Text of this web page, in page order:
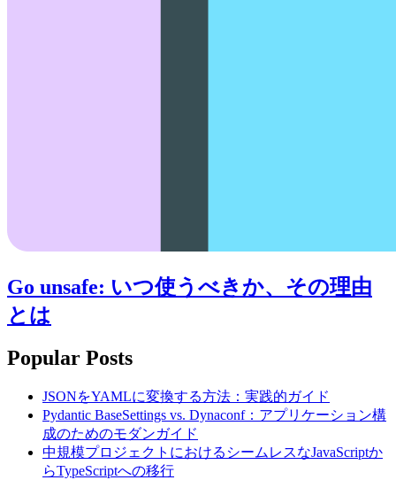
Go unsafe: いつ使うべきか、その理由
とは
Popular Posts
JSONをYAMLに変換する方法：実践的ガイド
Pydantic BaseSettings vs. Dynaconf：アプリケーション構
成のためのモダンガイド
中規模プロジェクトにおけるシームレスなJavaScriptか
らTypeScriptへの移行